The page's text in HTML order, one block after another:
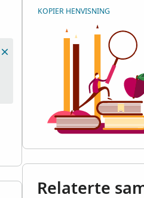
KOPIER HENVISNING
Relaterte